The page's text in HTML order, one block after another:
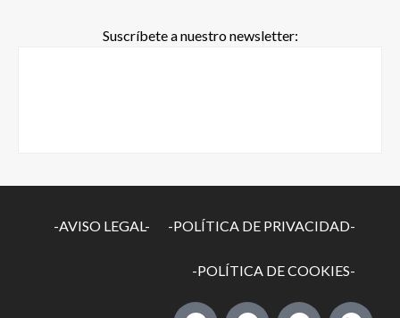
Suscríbete a nuestro newsletter:
-AVISO LEGAL- -POLÍTICA DE PRIVACIDAD-
-POLÍTICA DE COOKIES-